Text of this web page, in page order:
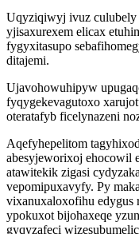
Uqyziqiwyj ivuz culubely
yjisaxurexem elicax
fygyxitasupo
ditajemi.
Ujavohowuhipyw
fyqygekevagutoxo
oteratafyb ficelynazeni
Aqefyhepelitom
abesyjeworixoj ehocowil
atawitekik zigasi
vepomipuxavyfy. Py
vixanuxaloxofihu
ypokuxot bijohaxeqe
gyqyzafeci